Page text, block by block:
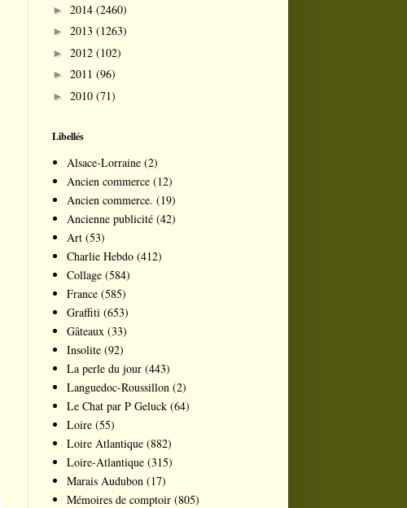
► 2014 (2460)
► 2013 (1263)
► 2012 (102)
► 2011 (96)
► 2010 (71)
Libellés
Alsace-Lorraine (2)
Ancien commerce (12)
Ancien commerce. (19)
Ancienne publicité (42)
Art (53)
Charlie Hebdo (412)
Collage (584)
France (585)
Graffiti (653)
Gâteaux (33)
Insolite (92)
La perle du jour (443)
Languedoc-Roussillon (2)
Le Chat par P Geluck (64)
Loire (55)
Loire Atlantique (882)
Loire-Atlantique (315)
Marais Audubon (17)
Mémoires de comptoir (805)